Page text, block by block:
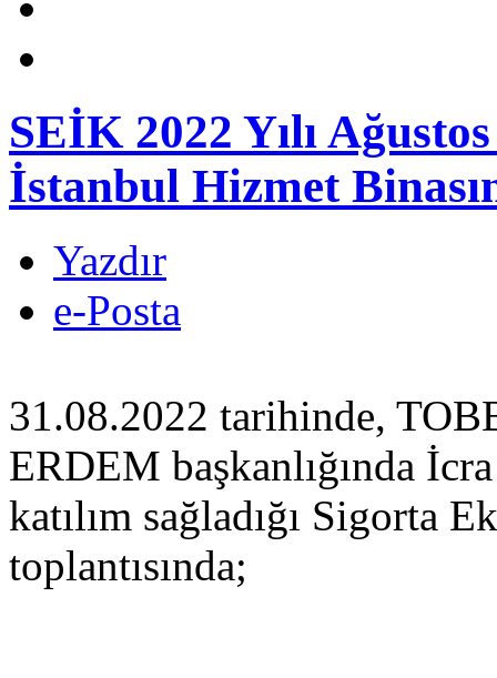
SEİK 2022 Yılı
İstanbul Hizmet
Yazdır
e-Posta
31.08.2022 tarihinde,
ERDEM başkanlığında
katılım sağladığı Sigorta
toplantısında;